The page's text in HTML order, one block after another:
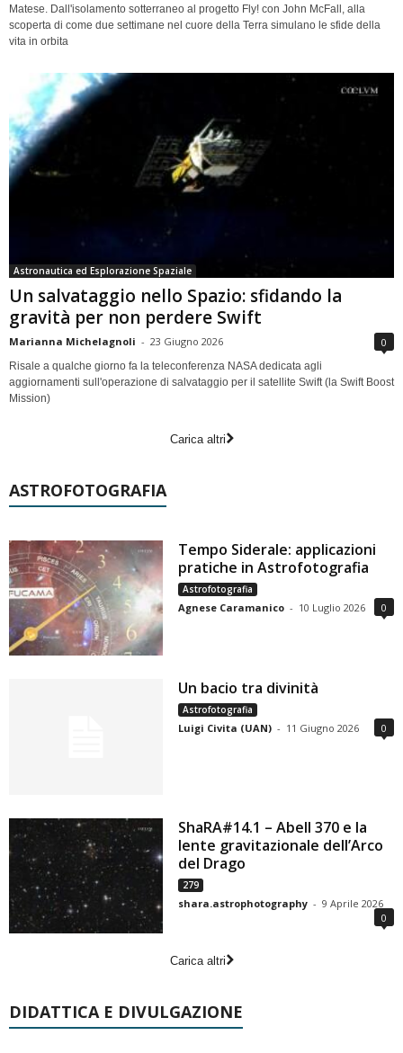
Matese. Dall'isolamento sotterraneo al progetto Fly! con John McFall, alla
scoperta di come due settimane nel cuore della Terra simulano le sfide della
vita in orbita
Astronautica ed Esplorazione Spaziale
Un salvataggio nello Spazio: sfidando la
gravità per non perdere Swift
Marianna Michelagnoli - 23 Giugno 2026 0
Risale a qualche giorno fa la teleconferenza NASA dedicata agli
aggiornamenti sull'operazione di salvataggio per il satellite Swift (la Swift Boost
Mission)
Carica altri
ASTROFOTOGRAFIA
Tempo Siderale: applicazioni
pratiche in Astrofotografia
Astrofotografia
Agnese Caramanico - 10 Luglio 2026 0
Un bacio tra divinità
Astrofotografia
Luigi Civita (UAN) - 11 Giugno 2026 0
ShaRA#14.1 – Abell 370 e la
lente gravitazionale dell’Arco
del Drago
279
shara.astrophotography - 9 Aprile 2026
0
Carica altri
DIDATTICA E DIVULGAZIONE